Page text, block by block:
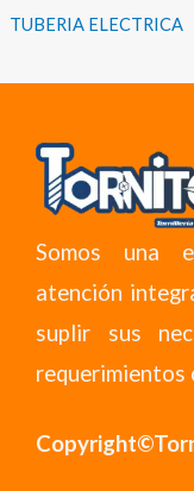
TUBERIA ELECTRICA
Somos una
atención
suplir sus
requerimientos